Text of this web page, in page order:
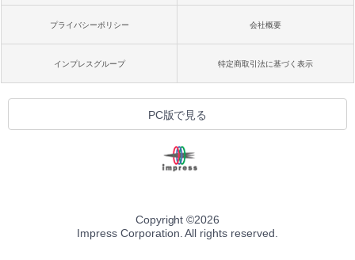
プライバシーポリシー 会社概要
インプレスグループ 特定商取引法に基づく表示
PC版で見る
Copyright ©2026
Impress Corporation. All rights reserved.